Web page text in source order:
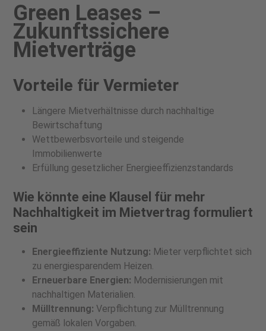
Green Leases –
Zukunftssichere
Mietverträge
Vorteile für Vermieter
Längere Mietverhältnisse durch nachhaltige
Bewirtschaftung
Wettbewerbsvorteile und steigende
Immobilienwerte
Erfüllung gesetzlicher Energieeffizienzstandards
Wie könnte eine Klausel für mehr
Nachhaltigkeit im Mietvertrag formuliert
sein
Energieeffiziente Nutzung: Mieter verpflichtet sich
zu energiesparendem Heizen.
Erneuerbare Energien: Modernisierungen mit
nachhaltigen Materialien.
Mülltrennung: Verpflichtung zur Mülltrennung
gemäß lokalen Vorgaben.